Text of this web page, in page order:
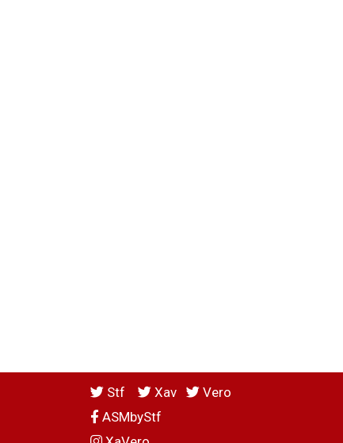
Stf Xav
Vero
ASMbyStf